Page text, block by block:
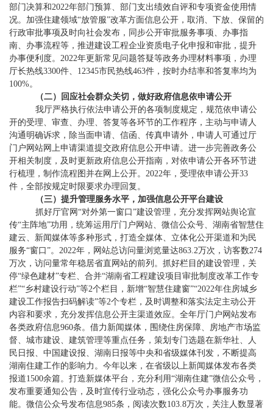
部门决算和2022年部门预算、部门支出绩效自评和专项资金使用情
况。 加强住建领域“放管服”改革方面信息公开，取消、下放、保留的
行政审批事项及时向社会发布，同步公开审批服务事项、办事指
南、办事流程等，推进建设工程企业资质电子化申报和审批，提升
办事便利度。 2022年更新常见问题答疑等政务办理材料事项 ， 办理
厅长热线3300件、 12345市民热线463件，按时办结率和答复率均为
100%。
（二）
回应社会群众关切，做好政府信息依申请公开
我厅严格执行依法申请公开的各项制度规定，规范依申请公
开的受理、审查、办理、答复等各环节的工作程序，主动与申请人
沟通明确诉求 ，除当面申请、信函、传真申请外，申请人可通过厅
门户网站网上申请渠道提交政府信息公开申请。进一步完善政务公
开相关制度，及时更新政府信息公开指南，对依申请公开各环节进
行梳理，制作流程图并在网上公开。 2022年 ，受理依申请公开33
件， 全部按规定时限要求办理回复。
（三） 提升管理服务水平，加强信息公开平台建设
抓好厅官网 “对外第一窗口”建设管理，充分发挥网站舆论宣
传“主阵地”功用， 统筹运用厅门户网站、微信公众号、 湖南省智慧住
建云、 新闻媒体等多种形式，打造全媒体、立体化公开渠道和为民
服务“窗口”。 2022年，网站总访问量浏览量达863.2万次，访客数274
万次，访问量常年稳居省直网站的前列。 抓好栏目的建设管理 ， 关
停“绿色建材”专栏、合并“湖南省工程建设项目审批制度改革工作专
栏”“乡村建设行动”等2个栏目，新增“智慧住建窗”“2022年住房城乡
建设工作报告扫码解读”等2个专栏 ，及时调整和落实法定主动公开
内容和要求，充分发挥信息公开主渠道效应。 全年厅门户网站发布
各类政府信息960条。借力新闻媒体，围绕住房保障、房地产市场监
督、城市建设、建筑管理等重点任务，策划专门选题在新华社、人
民日报、中国建设报、湖南日报等中央和省级媒体刊发，不断提高
湖南住建工作的影响力。今年以来，在省级以上新闻媒体发布各类
报道1500余篇。打造新媒体平台，充分利用“湖南住建”微信公众号，
发布重要通知公告，及时宣传行业动态，强化公众号办事服务功
能。微信公众号发布信息985条，阅读次数103.8万次，关注人数显著